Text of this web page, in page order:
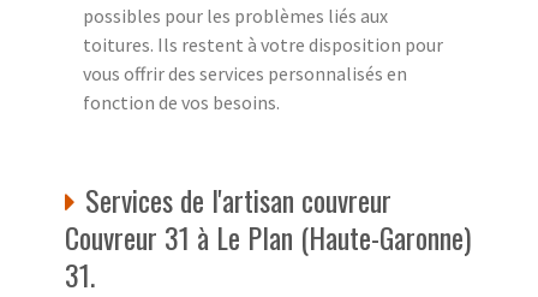
possibles pour les problèmes liés aux
toitures. Ils restent à votre disposition pour
vous offrir des services personnalisés en
fonction de vos besoins.
Services de l'artisan couvreur
Couvreur 31 à Le Plan (Haute-Garonne)
31.